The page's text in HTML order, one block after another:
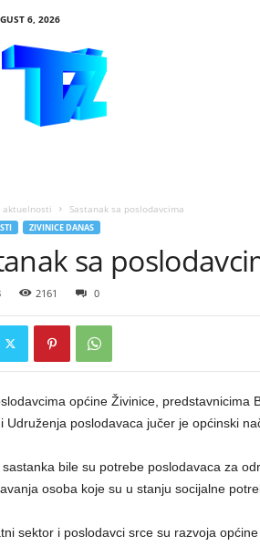
6, 2026
aktuelnosti Sastanak sa poslodavcima
ZIVINICE DANAS
sa
2161 0
općine Živinice, predstavnicima
Udruženja poslodavaca jučer je općinski
sastanka bile su potrebe poslodavaca za
osoba koje su u stanju socijalne
sektor i poslodavci srce su razvoja